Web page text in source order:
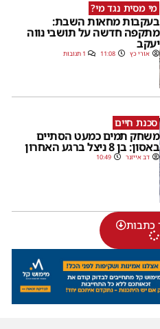
מי מסית נגד מי?
בעקבות מחאות השבת:
מתקפה חדשה על תושבי נווה
יעקב
אורי כץ 11:08 1 תגובות
סכנת חיים
משחק תמים כמעט הסתיים
באסון: בן 8 ניצל ברגע האחרון
דב אייזנר 10:49
כתבות